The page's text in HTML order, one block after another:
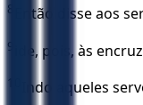
8 Então disse aos
9 ide, pois, às
10 Indo aqueles